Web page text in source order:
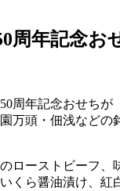
周年記念お
周年記念おせちが
万頭・佃浅などの
ローストビーフ、
くら醤油漬け、紅